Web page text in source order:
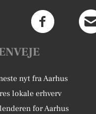
nyt fra Aarhus
lokale erhverv
for Aarhus